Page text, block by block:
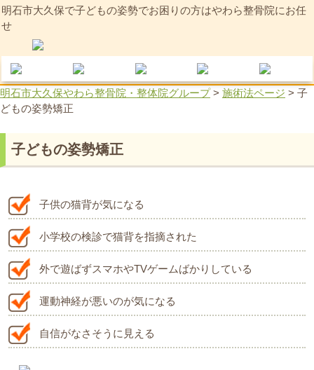
明石市大久保で子どもの姿勢でお困りの方はやわら整骨院にお任
せ
明石市大久保やわら整骨院・整体院グループ> 施術法ページ > 子
どもの姿勢矯正
子どもの姿勢矯正
子供の猫背が気になる
小学校の検診で猫背を指摘された
外で遊ばずスマホやTVゲームばかりしている
運動神経が悪いのが気になる
自信がなさそうに見える